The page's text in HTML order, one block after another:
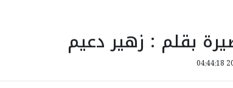
بقلم : زهير دعيم